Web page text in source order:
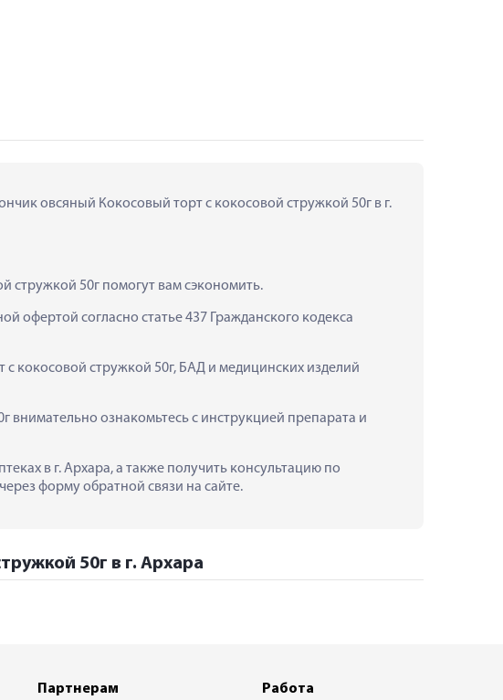
овсяный Кокосовый торт с кокосовой стружкой 50г в г.
стружкой 50г помогут вам сэкономить.
офертой согласно статье 437 Гражданского кодекса
кокосовой стружкой 50г, БАД и медицинских изделий
ознакомьтесь с инструкцией препарата и
в г. Архара, а также получить консультацию по
форму обратной связи на сайте.
50г в г. Архара
Партнерам
Работа